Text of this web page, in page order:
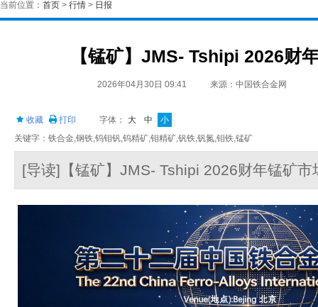
当前位置： 首页 > 行情 > 日报
【锰矿】JMS- Tshipi 2026财
2026年04月30日 09:41 来源：中国铁合金网
收藏 打印 字体： 大 中
小
关键字：铁合金,钢铁,钨钼钒,钨精矿,钼精矿,钒铁,钒氮,钼铁,锰矿
[导读]【锰矿】JMS- Tshipi 2026财年锰矿市